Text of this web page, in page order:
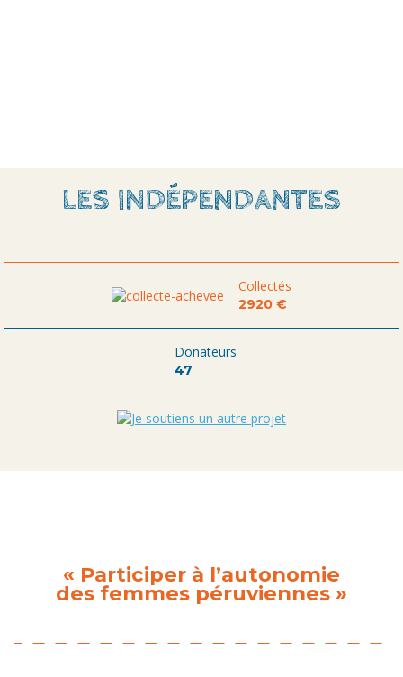
LES INDÉPENDANTES
Collectés
2920 €
Donateurs
47
« Participer à l’autonomie
des femmes péruviennes »